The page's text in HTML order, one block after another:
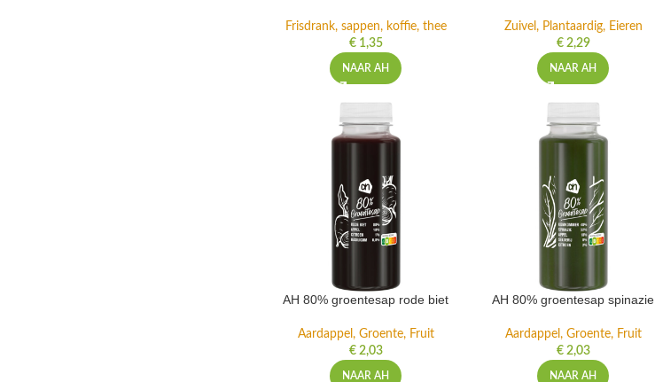
Frisdrank, sappen, koffie, thee
€1,35
NAAR AH
Zuivel, Plantaardig, Eieren
€2,29
NAAR AH
AH 80% groentesap rode biet
Aardappel, Groente, Fruit
€2,03
NAAR AH
AH 80% groentesap spinazie
Aardappel, Groente, Fruit
€2,03
NAAR AH